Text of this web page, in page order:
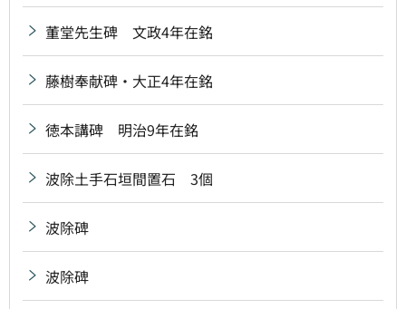
董堂先生碑 文政4年在銘
藤樹奉献碑・大正4年在銘
徳本講碑 明治9年在銘
波除土手石垣間置石 3個
波除碑
波除碑